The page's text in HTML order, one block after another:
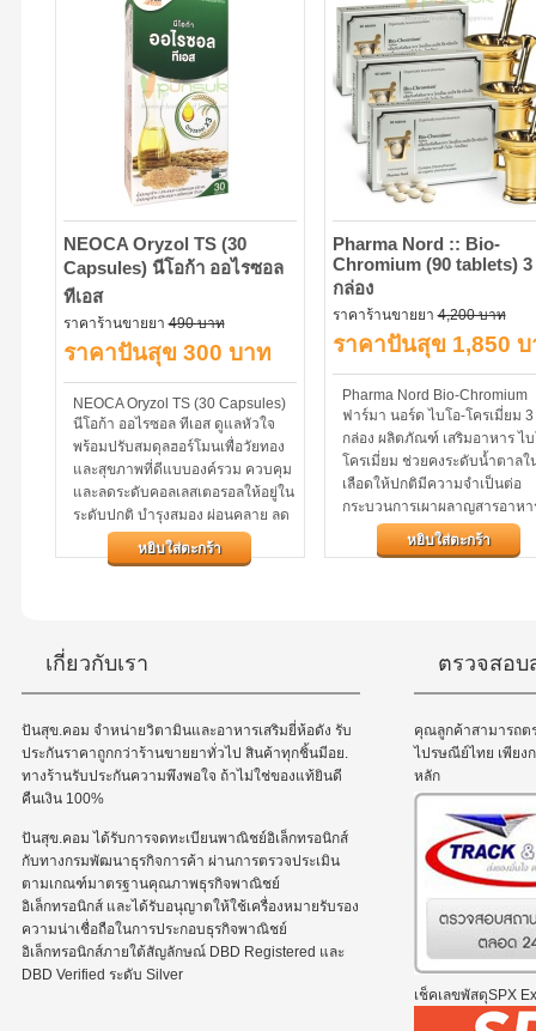
NEOCA Oryzol TS (30
Capsules) นีโอก้า ออไรซอล
ทีเอส
ราคาร้านขายยา490 บาท
ราคาปันสุข 300 บาท
NEOCA Oryzol TS (30 Capsules)
นีโอก้า ออไรซอล ทีเอส ดูแลหัวใจ
พร้อมปรับสมดุลฮอร์โมนเพื่อวัยทอง
และสุขภาพที่ดีแบบองค์รวม ควบคุม
และลดระดับคอลเลสเตอรอลให้อยู่ใน
ระดับปกติ บำรุงสมอง ผ่อนคลาย ลด
เครียด นอนหลับสบาย ต่อต้านอนุมูล
อิสระ ชะลอความเสื่อมของเซลล์
หยิบใส่ตะกร้า
Pharma Nord :: Bio-
Chromiu​m (90 tablets) 3
กล่อง
ราคาร้านขายยา4,200 บาท
ราคาปันสุข 1,850
Pharma Nord Bio-Chromium
ฟาร์มา นอร์ด ไบโอ-โครเมี่ยม 3
กล่อง ผลิตภัณฑ์ เสริมอาหาร ไบ
โครเมี่ยม ช่วยคงระดับน้ำตาลใ
เลือดให้ปกติมีความจำเป็นต่อ
กระบวนการเผาผลาญสารอาหา
ต่างๆ ทั้งคาร์โบไฮเดรต โปรตีน
ไขมันผลิตภายใต้มาตรฐาน
หยิบใส่ตะกร้า
เกี่ยวกับเรา
ปันสุข.คอม จำหน่ายวิตามินและอาหารเสริมยี่ห้อดัง รับ
ประกันราคาถูกกว่าร้านขายยาทั่วไป สินค้าทุกชิ้นมีอย.
ทางร้านรับประกันความพึงพอใจ ถ้าไม่ใช่ของแท้ยินดี
คืนเงิน 100%
ปันสุข.คอม ได้รับการจดทะเบียนพาณิชย์อิเล็กทรอนิกส์
กับทางกรมพัฒนาธุรกิจการค้า ผ่านการตรวจประเมิน
ตามเกณฑ์มาตรฐานคุณภาพธุรกิจพาณิชย์
อิเล็กทรอนิกส์ และได้รับอนุญาตให้ใช้เครื่องหมายรับรอง
ความน่าเชื่อถือในการประกอบธุรกิจพาณิชย์
อิเล็กทรอนิกส์ภายใต้สัญลักษณ์ DBD Registered และ
DBD Verified ระดับ Silver
ตรวจสอ
คุณลูกค้าสามารถต
ไปรษณีย์ไทย เพียง
หลัก
เช็คเลขพัสดุSPX